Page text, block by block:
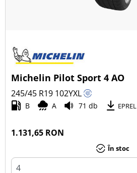
Michelin Pilot Sport 4 AO
245/45 R19 102YXL
B A 71 db EPREL
1.131,65 RON
În stoc